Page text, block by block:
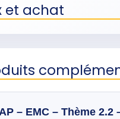
et achat
– EMC – Thème 2.2